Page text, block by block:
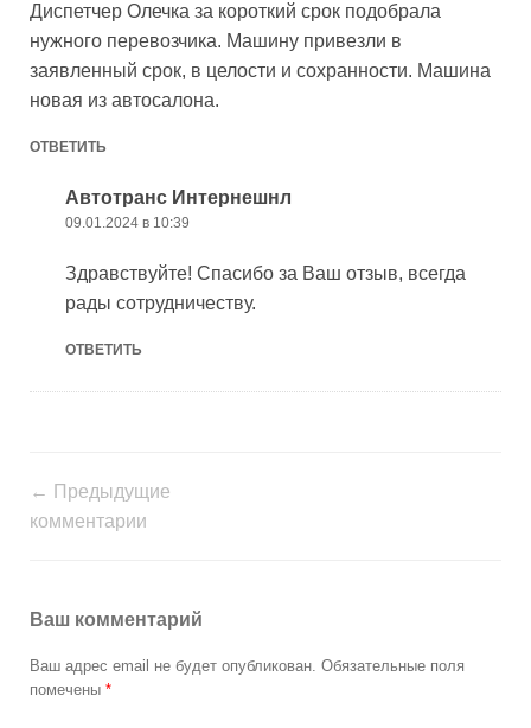
Диспетчер Олечка за короткий срок подобрала
нужного перевозчика. Машину привезли в
заявленный срок, в целости и сохранности. Машина
новая из автосалона.
ОТВЕТИТЬ
Автотранс Интернешнл
09.01.2024 в 10:39
Здравствуйте! Спасибо за Ваш отзыв, всегда
рады сотрудничеству.
ОТВЕТИТЬ
← Предыдущие
комментарии
Ваш комментарий
Ваш адрес email не будет опубликован. Обязательные поля
помечены *